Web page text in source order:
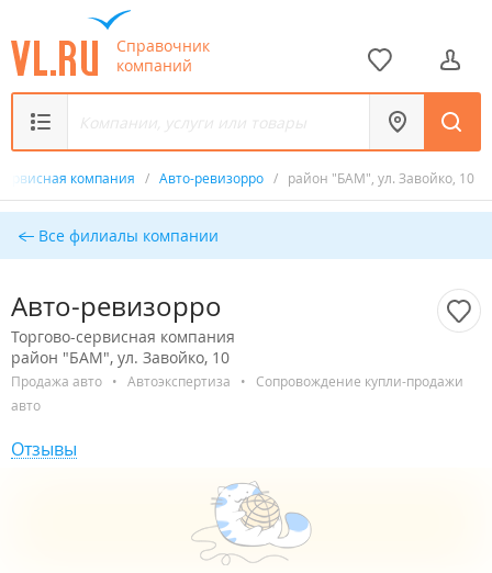
Справочник
компаний
компания / Авто-ревизорро / район "БАМ", ул. Завойко, 10
Все филиалы компании
Авто-ревизорро
Торгово-сервисная компания
район "БАМ", ул. Завойко, 10
Продажа авто • Автоэкспертиза •
Сопровождение купли-продажи
авто
Отзывы